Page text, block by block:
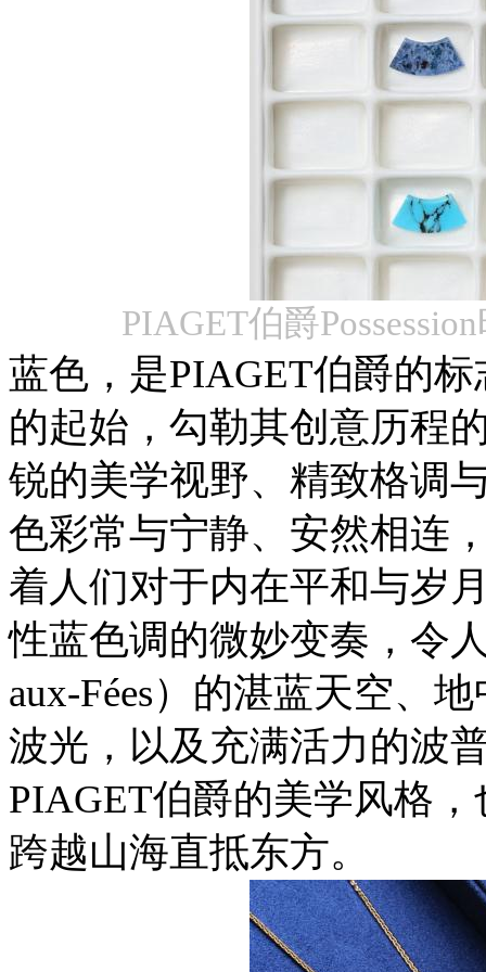
PIAGET伯爵
蓝色，是PIAGET伯爵的
的起始，勾勒其创意历程
锐的美学视野、精致格调
色彩常与宁静、安然相连
着人们对于内在平和与岁
性蓝色调的微妙变奏，令
aux-Fées）的湛蓝天空、
波光，以及充满活力的波
PIAGET伯爵的美学风格
跨越山海直抵东方。